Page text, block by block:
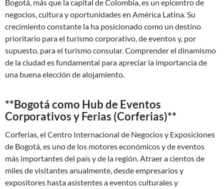
Bogotá, más que la capital de Colombia, es un epicentro de
negocios, cultura y oportunidades en América Latina. Su
crecimiento constante la ha posicionado como un destino
prioritario para el turismo corporativo, de eventos y, por
supuesto, para el turismo consular. Comprender el dinamismo
de la ciudad es fundamental para apreciar la importancia de
una buena elección de alojamiento.
**Bogotá como Hub de Eventos
Corporativos y Ferias (Corferias)**
Corferias, el Centro Internacional de Negocios y Exposiciones
de Bogotá, es uno de los motores económicos y de eventos
más importantes del país y de la región. Atraer a cientos de
miles de visitantes anualmente, desde empresarios y
expositores hasta asistentes a eventos culturales y